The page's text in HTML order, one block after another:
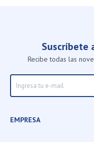
Suscríbete
Recibe todas las
EMPRESA